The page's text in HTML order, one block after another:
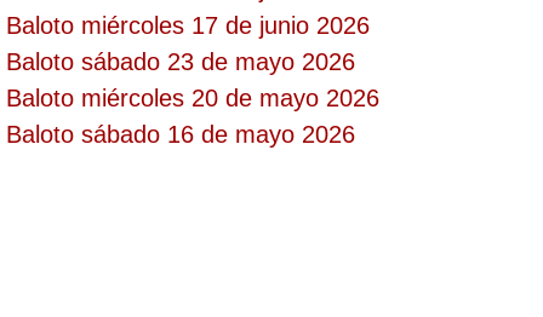
Paisita Día
Paisita Noche
Baloto miércoles 17 de junio 2026
Baloto sábado 23 de mayo 2026
Baloto miércoles 20 de mayo 2026
Baloto sábado 16 de mayo 2026